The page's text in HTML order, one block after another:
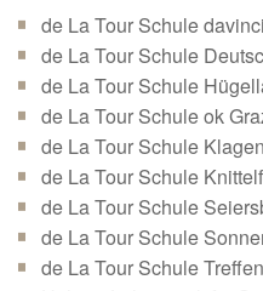
de La Tour Schule
de La Tour Schule
de La Tour Schule
de La Tour Schule ok
de La Tour Schule
de La Tour Schule
de La Tour Schule
de La Tour Schule
de La Tour Schule